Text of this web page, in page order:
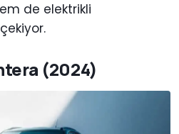
de elektrikli
(2024)